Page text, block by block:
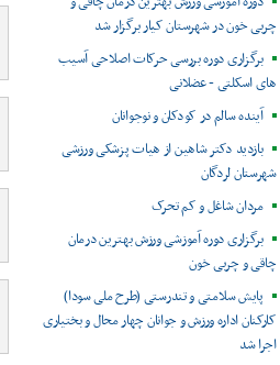
چربی خون در شهرستان کیار برگزار شد
برگزاری دوره بررسی حرکات اصلاحی آسیب
های اسکلتی - عضلانی
آینده سالم در کودکان و نوجوانان
بازدید دکتر شاهین از هیات پزشکی ورزشی
شهرستان لردگان
مردان شاغل و کم تحرک
برگزاری دوره آموزشی ورزش بهترین درمان
چاقی و چربی خون
پایش سلامتی و تندرستی (طرح ملی سودا)
کارکنان اداره ورزش و جوانان چهار محال و بختیاری
اجرا شد